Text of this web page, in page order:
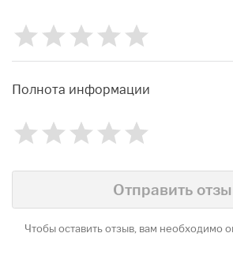
Рейтинг
0
1 2 3 4 5
Полнота информации
Рейтинг
0
1 2 3 4 5
Отправить
Чтобы оставить отзыв, вам необходимо